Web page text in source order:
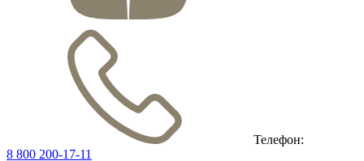
Телефон:
8 800 200-17-11